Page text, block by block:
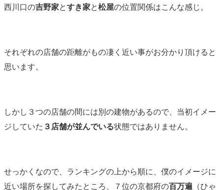
西川口の吉野家とすき家と松屋の位置関係はこんな感じ。
それぞれの店舗の距離がもの凄く近い事がお分かり頂けると
思います。
しかし３つの店舗の間には別の建物があるので、当初イメー
ジしていた ３店舗が並んでいる状態ではありません。
せっかくなので、ランキングの上から順に、僕のイメージに
近い場所を探してみたところ、７位の京都府の百万遍 （ひゃ